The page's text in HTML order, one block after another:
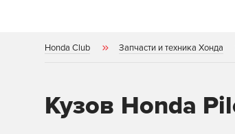
Honda Club Запчасти и техника Хонда
Кузов Honda